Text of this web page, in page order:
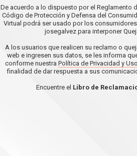
De acuerdo a lo dispuesto por el Reglamento
Código de Protección y Defensa del
Virtual podrá ser usado por los
josegalvez para interponer
A los usuarios que realicen su reclamo o
web e ingresen sus datos, se les informa
conforme nuestra Política de Privacidad y
finalidad de dar respuesta a sus
Encuentre el Libro de